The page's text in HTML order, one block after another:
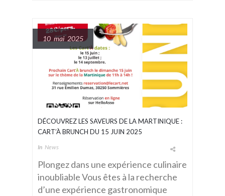
10 mai 2025
DÉCOUVREZ LES SAVEURS DE LA MARTINIQUE :
CART’À BRUNCH DU 15 JUIN 2025
In News
Plongez dans une expérience culinaire
inoubliable Vous êtes à la recherche
d’une expérience gastronomique